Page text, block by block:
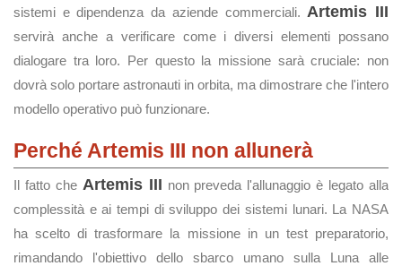
sistemi e dipendenza da aziende commerciali. Artemis III
servirà anche a verificare come i diversi elementi possano
dialogare tra loro. Per questo la missione sarà cruciale: non
dovrà solo portare astronauti in orbita, ma dimostrare che l'intero
modello operativo può funzionare.
Perché Artemis III non allunerà
Il fatto che Artemis III non preveda l'allunaggio è legato alla
complessità e ai tempi di sviluppo dei sistemi lunari. La NASA
ha scelto di trasformare la missione in un test preparatorio,
rimandando l'obiettivo dello sbarco umano sulla Luna alle